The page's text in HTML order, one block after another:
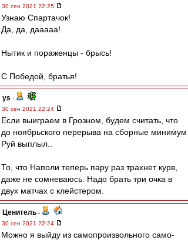
30 сен 2021 22:25
Узнаю Спартачок!
Да, да, дааааа!
Нытик и пораженцы - брысь!
С Победой, братья!
ys -
30 сен 2021 22:24
Если выиграем в Грозном, будем считать, что
до ноябрьского перерыва на сборные минимум
Руй выплыл..
То, что Наполи теперь пару раз трахнет курв,
даже не сомневаюсь. Надо брать три очка в
двух матчах с клейстером.
Ценитель -
30 сен 2021 22:24
Можно я выйду из самопроизвольного само-